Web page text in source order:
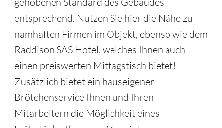
entsprechend. Nutzen Sie hier die Nähe zu
namhaften Firmen im Objekt, ebenso wie dem
Raddison SAS Hotel, welches Ihnen auch
einen preiswerten Mittagstisch bietet!
Zusätzlich bietet ein hauseigener
Brötchenservice Ihnen und Ihren
Mitarbeitern die Möglichkeit eines